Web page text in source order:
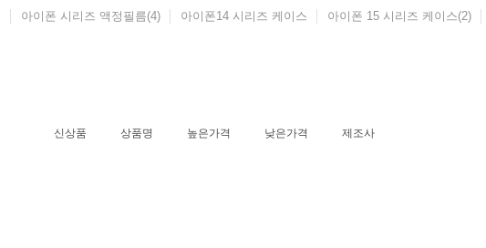
아이폰 시리즈 액정필름(4) 아이폰14 시리즈 케이스
아이폰 15 시리즈 케이스(2)
신상품 상품명 높은가격 낮은가격 제조사